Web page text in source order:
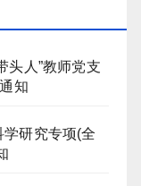
头人”教师党支
知
研究专项(全